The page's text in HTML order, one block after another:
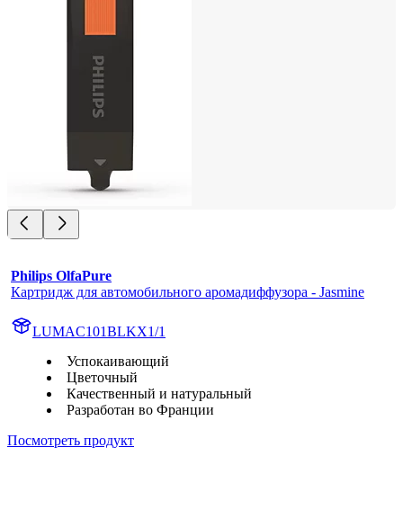
Philips OlfaPure
Картридж для автомобильного аромадиффузора - Jasmine
LUMAC101BLKX1/1
Успокаивающий
Цветочный
Качественный и натуральный
Разработан во Франции
Посмотреть продукт